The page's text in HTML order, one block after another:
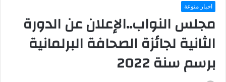
اخبار منوعة
مجلس النواب..الإعلان عن الدورة
الثانية لجائزة الصحافة البرلمانية
برسم سنة 2022